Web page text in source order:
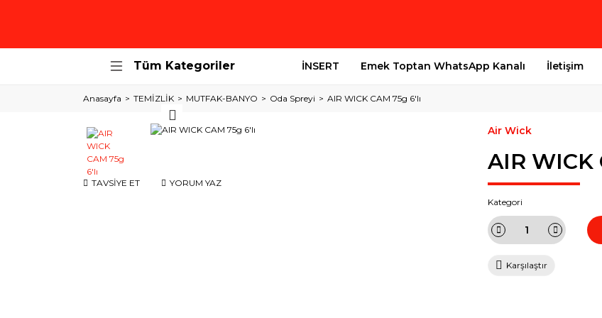
Tüm Kategoriler İNSERT Emek Toptan WhatsApp Kanalı İletişim
Anasayfa TEMİZLİK MUTFAK-BANYO Oda Spreyi AIR WICK CAM 75g 6'lı
TAVSİYE ET YORUM YAZ
Air Wick
AIR WICK
Kategori
Karşılaştır